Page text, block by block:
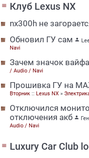
menu Клуб Lexus NX
nx300h не
Обновил ГУ сам 
Navi
Зачем значок
/ Audio / Navi
Прошивка ГУ на
Вторник :: Lexus NX »
Отключился
отключения акб 
Audio / Navi
menu Luxury Car Club